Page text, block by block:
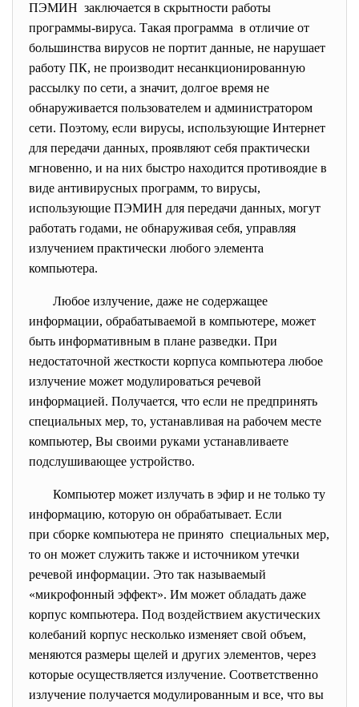
ПЭМИН заключается в скрытности работы
программы-вируса. Такая программа в отличие от
большинства вирусов не портит данные, не нарушает
работу ПК, не производит несанкционированную
рассылку по сети, а значит, долгое время не
обнаруживается пользователем и администратором
сети. Поэтому, если вирусы, использующие Интернет
для передачи данных, проявляют себя практически
мгновенно, и на них быстро находится противоядие в
виде антивирусных программ, то вирусы,
использующие ПЭМИН для передачи данных, могут
работать годами, не обнаруживая себя, управляя
излучением практически любого элемента
компьютера.
Любое излучение, даже не содержащее
информации, обрабатываемой в компьютере, может
быть информативным в плане разведки. При
недостаточной жесткости корпуса компьютера любое
излучение может модулироваться речевой
информацией. Получается, что если не предпринять
специальных мер, то, устанавливая на рабочем месте
компьютер, Вы своими руками устанавливаете
подслушивающее устройство.
Компьютер может излучать в эфир и не только ту
информацию, которую он обрабатывает. Если
при сборке компьютера не принято специальных мер,
то он может служить также и источником утечки
речевой информации. Это так называемый
«микрофонный эффект». Им может обладать даже
корпус компьютера. Под воздействием акустических
колебаний корпус несколько изменяет свой объем,
меняются размеры щелей и других элементов, через
которые осуществляется излучение. Соответственно
излучение получается модулированным и все, что вы